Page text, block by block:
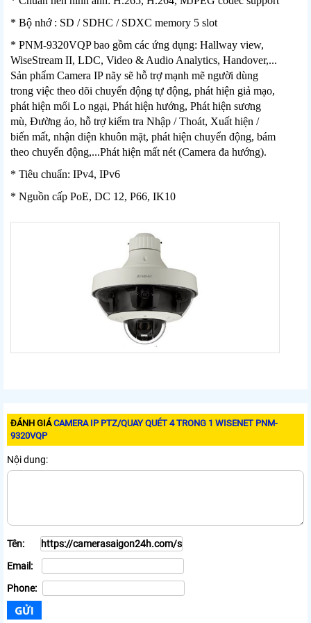
* Bộ nhớ : SD / SDHC / SDXC memory 5 slot
* PNM-9320VQP bao gồm các ứng dụng: Hallway view,
WiseStream II, LDC, Video & Audio Analytics, Handover,...
Sản phẩm Camera IP nãy sẽ hỗ trợ mạnh mẽ người dùng
trong việc theo dõi chuyển động tự động, phát hiện giả mạo,
phát hiện mối Lo ngại, Phát hiện hướng, Phát hiện sương
mù, Đường ảo, hỗ trợ kiểm tra Nhập / Thoát, Xuất hiện /
biến mất, nhận diện khuôn mặt, phát hiện chuyển động, bám
theo chuyển động,...Phát hiện mất nét (Camera đa hướng).
* Tiêu chuẩn: IPv4, IPv6
* Nguồn cấp PoE, DC 12, P66, IK10
ĐÁNH GIÁCAMERA IP PTZ/QUAY QUÉT 4 TRONG 1 WISENET PNM-
9320VQP
Nội dung:
Tên:
Email:
Phone: